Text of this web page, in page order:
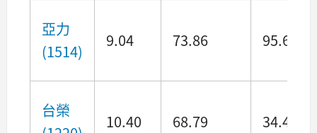
亞力
(1514)
9.04 73.86 95.64
台榮
10.40 68.79 34.44